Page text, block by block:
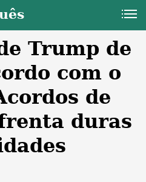
Trump de
com o
de
duras